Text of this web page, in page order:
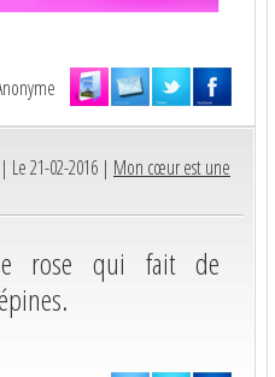
| Le 21-02-2016 | Mon cœur est une
rose qui fait de